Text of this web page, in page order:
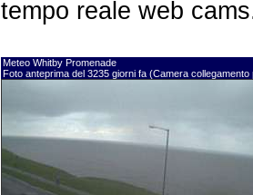
tempo reale web
Meteo Whitby Promenade
Foto anteprima del 3235 giorni fa (Camera collegamento